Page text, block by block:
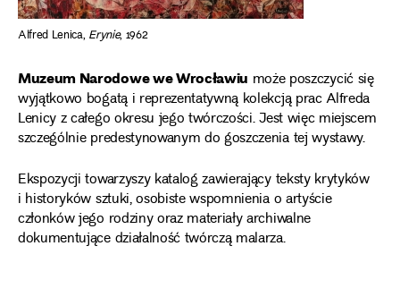
Alfred Lenica, Erynie, 1962
Muzeum Narodowe we Wrocławiu może poszczycić się
wyjątkowo bogatą i reprezentatywną kolekcją prac Alfreda
Lenicy z całego okresu jego twórczości. Jest więc miejscem
szczególnie predestynowanym do goszczenia tej wystawy.
Ekspozycji towarzyszy katalog zawierający teksty krytyków
i historyków sztuki, osobiste wspomnienia o artyście
członków jego rodziny oraz materiały archiwalne
dokumentujące działalność twórczą malarza.